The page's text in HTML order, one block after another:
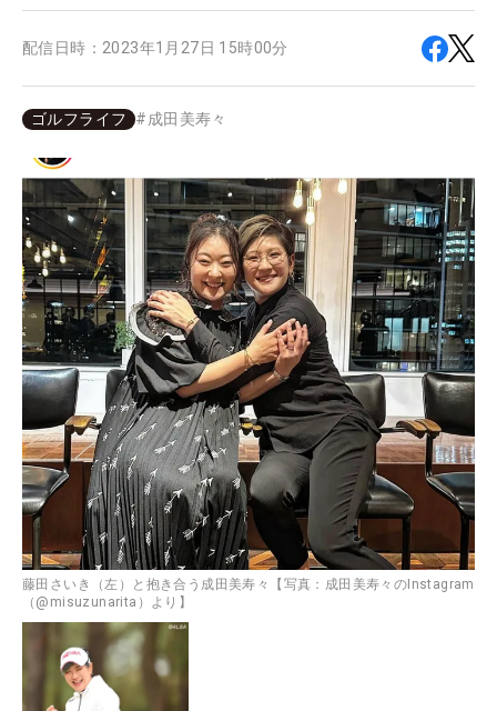
配信日時： 2023年1月27日 15時00分
ゴルフライフ # 成田美寿々
藤田さいき（左）と抱き合う成田美寿々【写真：成田美寿々のInstagram
（@misuzunarita）より】